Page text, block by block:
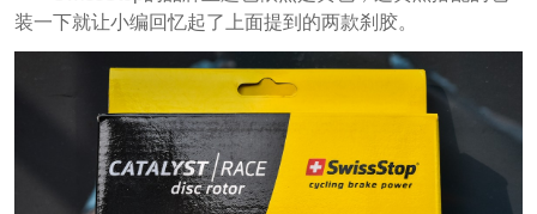
装一下就让小编回忆起了上面提到的两款刹胶。